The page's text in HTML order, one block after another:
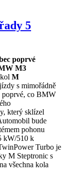
5
poprvé
M3
M
s mimořádně
poprvé, co BMW
který sklízel
bude
pohonu
kW/510 k
Turbo je
M Steptronic s
všechna kola